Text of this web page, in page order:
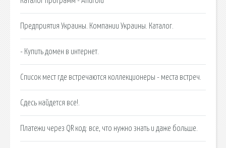
Предприятия Украины. Компании Украины. Каталог.
- Купить домен в интернет.
Список мест где встречаются коллекционеры - места встреч.
Сдесь найдется все!.
Платежи через QR код: все, что нужно знать и даже больше.